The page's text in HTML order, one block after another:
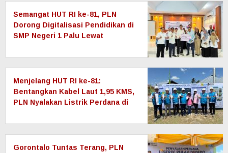
Semangat HUT RI ke-81, PLN
Dorong Digitalisasi Pendidikan di
SMP Negeri 1 Palu Lewat
Menjelang HUT RI ke-81:
Bentangkan Kabel Laut 1,95 KMS,
PLN Nyalakan Listrik Perdana di
Persen Rasio Desa Berlistrik
Provinsi Gorontalo
Gorontalo Tuntas Terang, PLN